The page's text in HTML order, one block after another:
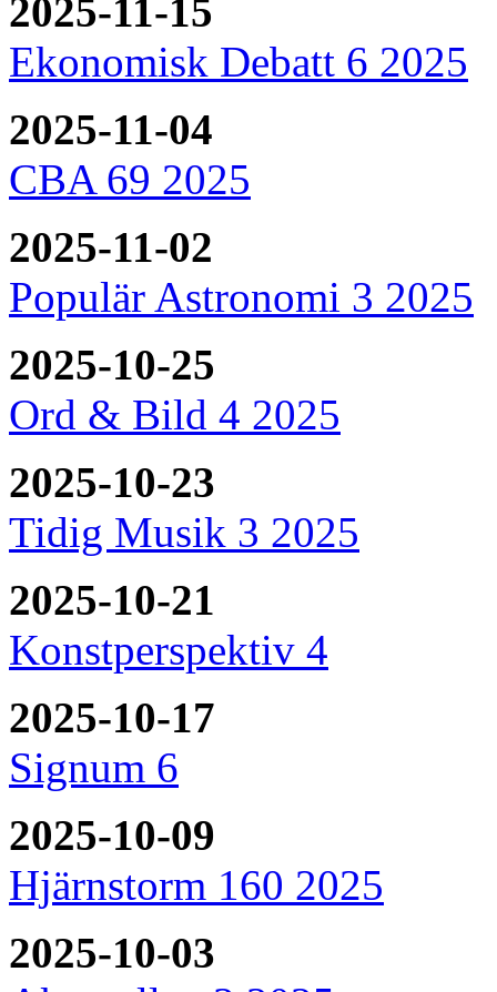
2025-11-15
Ekonomisk Debatt 6 2025
2025-11-04
CBA 69 2025
2025-11-02
Populär Astronomi 3 2025
2025-10-25
Ord & Bild 4 2025
2025-10-23
Tidig Musik 3 2025
2025-10-21
Konstperspektiv 4
2025-10-17
Signum 6
2025-10-09
Hjärnstorm 160 2025
2025-10-03